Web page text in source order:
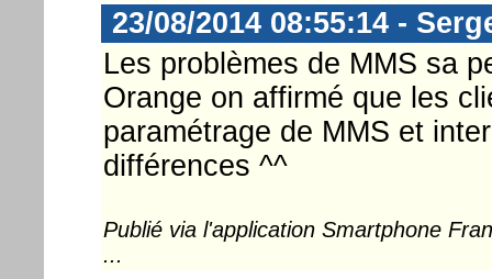
23/08/2014 08:55:14 -
Les problèmes de MMS sa
Orange on affirmé que les
paramétrage de MMS et
différences ^^
Publié via l'application Smartphone
...